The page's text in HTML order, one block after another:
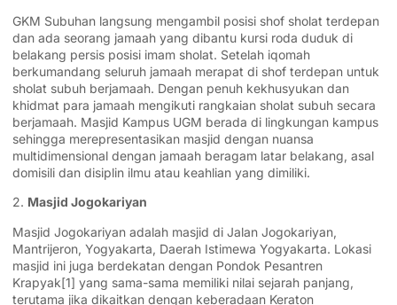
GKM Subuhan langsung mengambil posisi shof sholat terdepan
dan ada seorang jamaah yang dibantu kursi roda duduk di
belakang persis posisi imam sholat. Setelah iqomah
berkumandang seluruh jamaah merapat di shof terdepan untuk
sholat subuh berjamaah. Dengan penuh kekhusyukan dan
khidmat para jamaah mengikuti rangkaian sholat subuh secara
berjamaah. Masjid Kampus UGM berada di lingkungan kampus
sehingga merepresentasikan masjid dengan nuansa
multidimensional dengan jamaah beragam latar belakang, asal
domisili dan disiplin ilmu atau keahlian yang dimiliki.
2. Masjid Jogokariyan
Masjid Jogokariyan adalah masjid di Jalan Jogokariyan,
Mantrijeron, Yogyakarta, Daerah Istimewa Yogyakarta. Lokasi
masjid ini juga berdekatan dengan Pondok Pesantren
Krapyak[1] yang sama-sama memiliki nilai sejarah panjang,
terutama jika dikaitkan dengan keberadaan Keraton